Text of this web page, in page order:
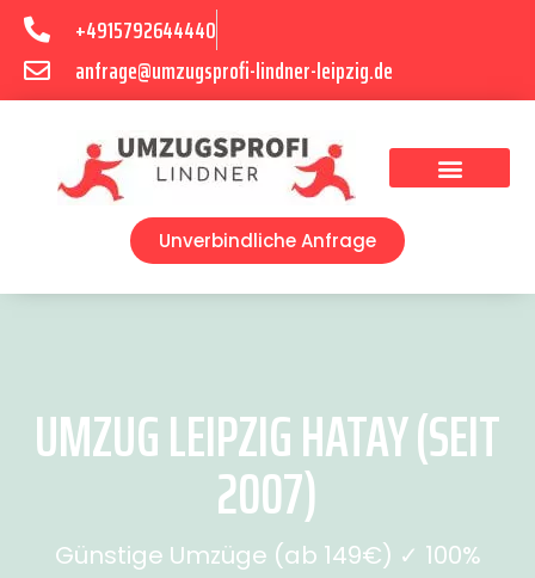
+4915792644440
anfrage@umzugsprofi-lindner-leipzig.de
Unverbindliche Anfrage
UMZUG LEIPZIG HATAY (SEIT
2007)
Günstige Umzüge (ab 149€) ✓ 100%